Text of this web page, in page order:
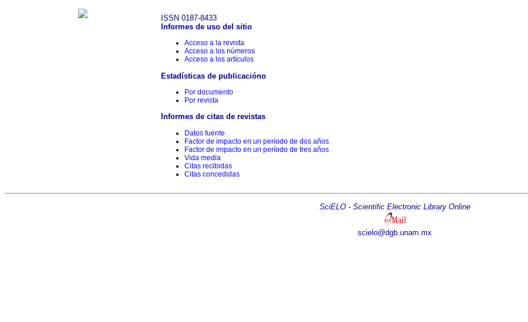
ISSN 0187-8433
Informes de uso del sitio
Acceso a la revista
Acceso a los números
Acceso a los artículos
Estadísticas de publicacióno
Por documento
Por revista
Informes de citas de revistas
Datos fuente
Factor de impacto en un período de dos años
Factor de impacto en un período de tres años
Vida media
Citas recibidas
Citas concedidas
SciELO - Scientific Electronic Library Online
scielo@dgb.unam.mx